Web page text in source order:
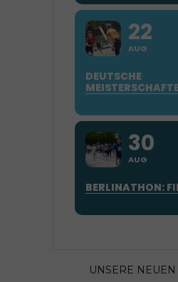
22
AUG
DEUTSCHE
30
AUG
BERLINATHON:
UNSERE